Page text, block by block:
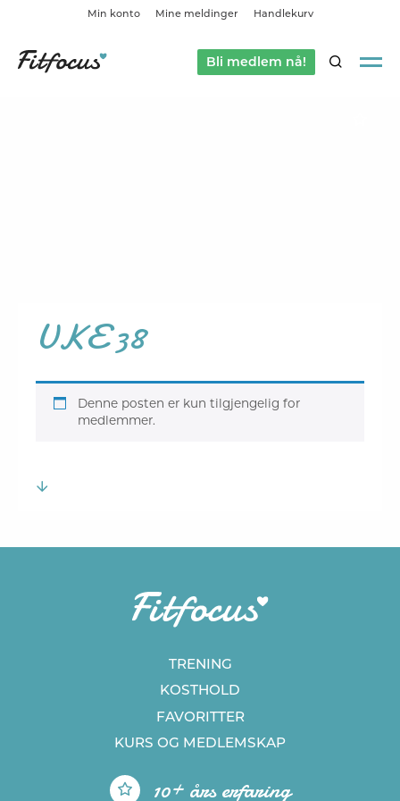
Min konto Mine meldinger Handlekurv
Bli medlem nå!SØK
UKE 38
Denne posten er kun tilgjengelig for
medlemmer.
TRENING
KOSTHOLD
FAVORITTER
KURS OG MEDLEMSKAP
10+ års erfaring